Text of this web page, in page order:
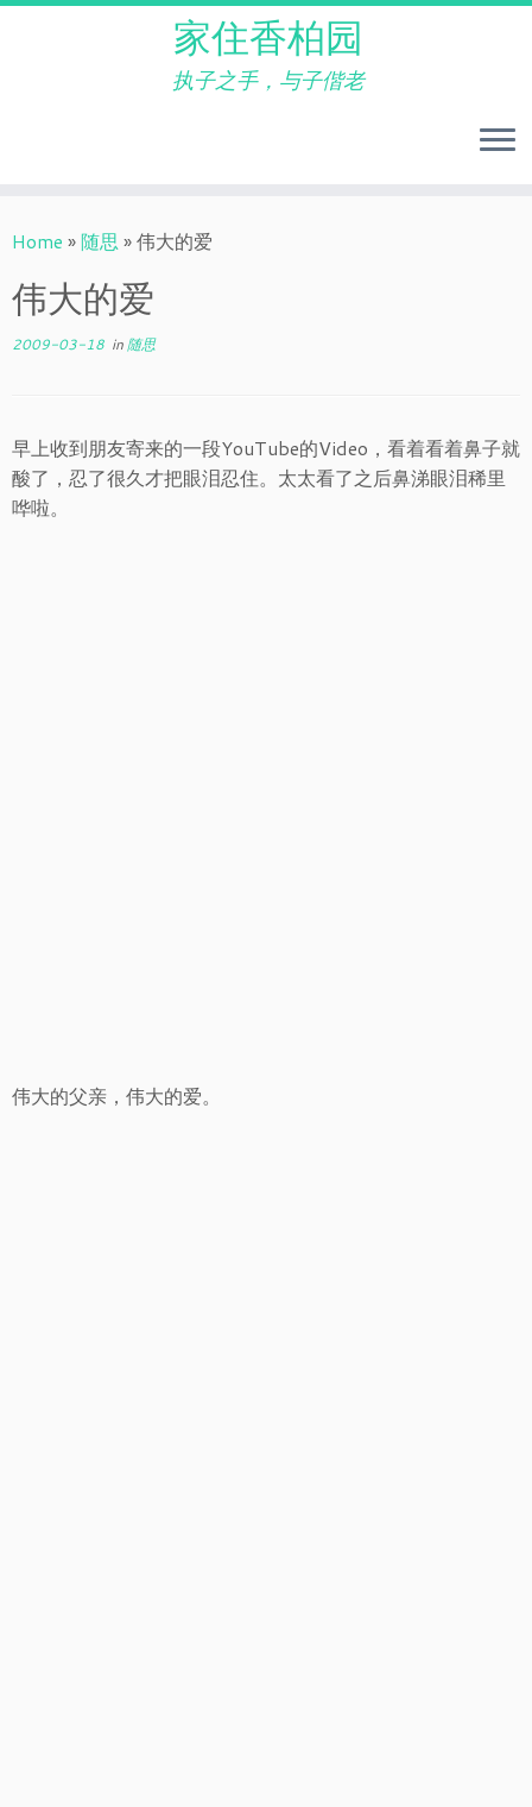
to
家住香柏园
执子之手，与子偕老
Home »随思 »伟大的爱
伟大的爱
2009-03-18 in随思
早上收到朋友寄来的一段YouTube的Video，看着看着鼻子就
酸了，忍了很久才把眼泪忍住。太太看了之后鼻涕眼泪稀里
哗啦。
伟大的父亲，伟大的爱。